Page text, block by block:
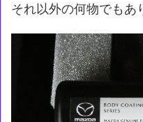
それ以外の何物でもあ